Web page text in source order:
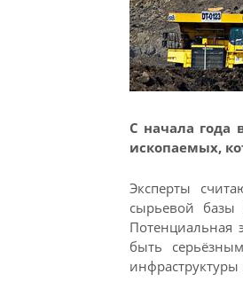
С начала года
ископаемых,
Эксперты
сырьевой
Потенциальная
быть